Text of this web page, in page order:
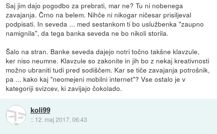
Saj jim dajo pogodbo za prebrati, mar ne? Tu ni nobenega
zavajanja. Črno na belem. Nihče ni nikogar ničesar prisiljeval
podpisati. In seveda ... med sestankom ti bo uslužbenka "zaupno
namignila", da tega banka seveda ne bo nikoli storila.
Šalo na stran. Banke seveda dajejo notri točno takšne klavzule,
ker niso neumne. Klavzule so zakonite in jih bo z nekaj kreativnosti
možno ubraniti tudi pred sodiščem. Kar se tiče zavajanja potrošnik,
pa ... kako kaj "neomejeni mobilni internet"? Vse ostalo je v
kategoriji svizcev, ki zavijajo čokolado.
koli99
:: 12. maj 2017, 06:43